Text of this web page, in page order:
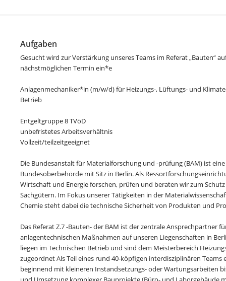
Aufgaben
Gesucht wird zur Verstärkung unseres Teams im Referat „Bauten“
nächstmöglichen Termin ein*e
Anlagenmechaniker*in (m/w/d) für Heizungs-, Lüftungs- und
Betrieb
Entgeltgruppe 8 TVöD
unbefristetes Arbeitsverhältnis
Vollzeit/teilzeitgeeignet
Die Bundesanstalt für Materialforschung und -prüfung (BAM) ist
Bundesoberbehörde mit Sitz in Berlin. Als
Wirtschaft und Energie forschen, prüfen und beraten wir zum
Sachgütern. Im Fokus unserer Tätigkeiten in der
Chemie steht dabei die technische Sicherheit von Produkten und
Das Referat Z.7 -Bauten- der BAM ist der zentrale Ansprechpartner
anlagentechnischen Maßnahmen auf unseren Liegenschaften in
liegen im Technischen Betrieb und sind dem Meisterbereich
zugeordnet Als Teil eines rund 40-köpfigen interdisziplinären Teams
beginnend mit kleineren Instandsetzungs- oder Wartungsarbeiten